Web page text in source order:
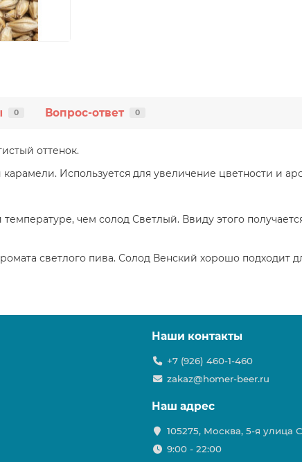
0 Вопрос-ответ 0
оттенок.
Используется для увеличение цветности и
чем солод Светлый. Ввиду этого
светлого пива. Солод Венский хорошо подходит
Наши контакты
+7 (926) 460-1-460
zakaz@homer-beer.ru
Наш адрес
105275, Москва, 5-я улица
9:00 - 22:00